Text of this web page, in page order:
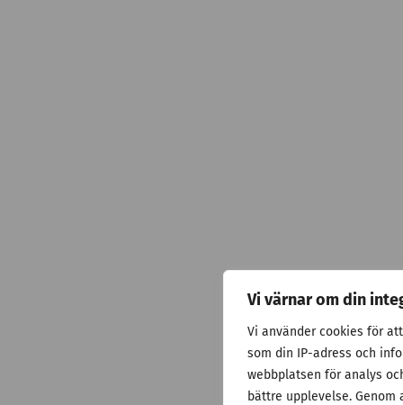
Vi värnar om din
Vi använder cookies för
som din IP-adress och
webbplatsen för analys
bättre upplevelse.